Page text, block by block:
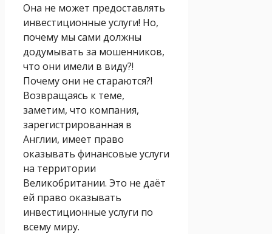
Она не может предоставлять
инвестиционные услуги! Но,
почему мы сами должны
додумывать за мошенников,
что они имели в виду?!
Почему они не стараются?!
Возвращаясь к теме,
заметим, что компания,
зарегистрированная в
Англии, имеет право
оказывать финансовые услуги
на территории
Великобритании. Это не даёт
ей право оказывать
инвестиционные услуги по
всему миру.